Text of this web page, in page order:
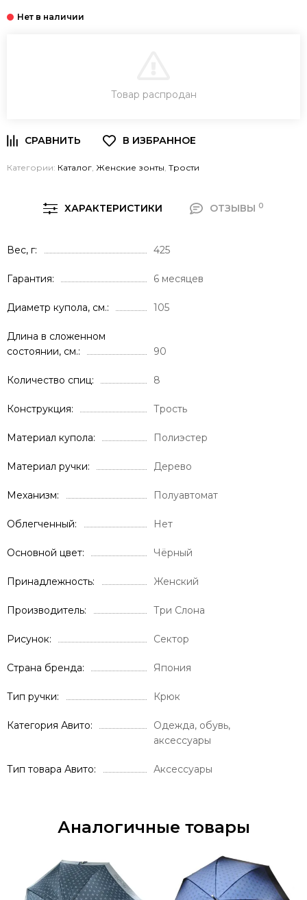
Товар распродан
Категории: Каталог, Женские зонты, Трости
ХАРАКТЕРИСТИКИ ОТЗЫВЫ 0
Вес, г 425
Гарантия 6 месяцев
Диаметр купола, см. 105
Длина в сложенном
состоянии, см.
90
Количество спиц 8
Конструкция Трость
Материал купола Полиэстер
Материал ручки Дерево
Механизм Полуавтомат
Облегченный Нет
Основной цвет Чёрный
Принадлежность Женский
Производитель Три Слона
Рисунок Сектор
Страна бренда Япония
Тип ручки Крюк
Категория Авито
Одежда, обувь,
аксессуары
Тип товара Авито Аксессуары
Аналогичные товары